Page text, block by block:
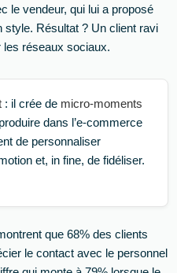
le vendeur, qui lui a proposé
Résultat ? Un client ravi
les réseaux sociaux.
: il crée de micro-moments
dans l’e-commerce
de personnaliser
et, in fine, de fidéliser.
que 68% des clients
le contact avec le personnel